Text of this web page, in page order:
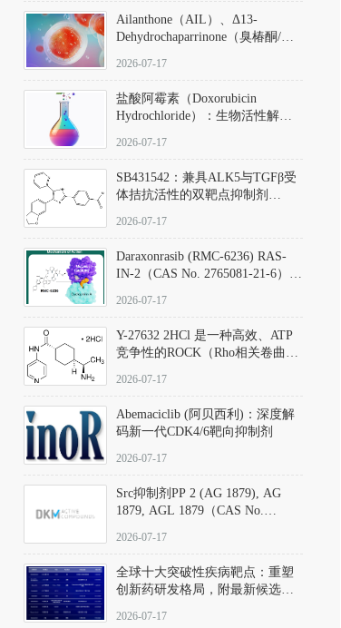
Ailanthone（AIL）、Δ13-
Dehydrochaparrinone（臭椿酮/臭
DKM货号 D806885
2026-07-17
盐酸阿霉素（Doxorubicin
Hydrochloride）：生物活性解
范
2026-07-17
SB431542：兼具ALK5与TGFβ受
体拮抗活性的双靶点抑制剂
D801067）
2026-07-17
Daraxonrasib (RMC-6236) RAS-
IN-2（CAS No. 2765081-21-6）：
向KRAS/NRAS/HRAS的广谱RAS
2026-07-17
Y-27632 2HCl 是一种高效、ATP
竞争性的ROCK（Rho相关卷曲螺
同等抑制ROCK1与ROCK2；其通
过精准嵌入激酶的ATP结合位点
发挥抑制作用，对ROCK1和
ROCK2的解离常数（Ki）分别为
140 nM和300 nM；在众多丝氨酸/
中，其靶向ROCK的选择性超过
200倍，凸显出优异的分子特异
2026-07-17
Abemaciclib (阿贝西利)：深度解
码新一代CDK4/6靶向抑制剂
2026-07-17
Src抑制剂PP 2 (AG 1879), AG
1879, AGL 1879（CAS No.
应用指南
2026-07-17
全球十大突破性疾病靶点：重塑
创新药研发格局，附最新候选分
2026-07-17